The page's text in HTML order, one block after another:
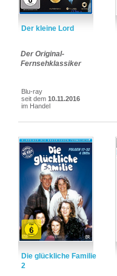
Der kleine Lord
Der Original-
Fernsehklassiker
Blu-ray
seit dem 10.11.2016
im Handel
Die glückliche Familie
2